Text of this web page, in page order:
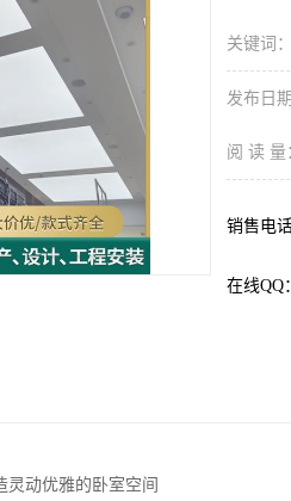
关键词：
发布日期
阅 读 量
销售电话
在线QQ：
动优雅的卧室空间